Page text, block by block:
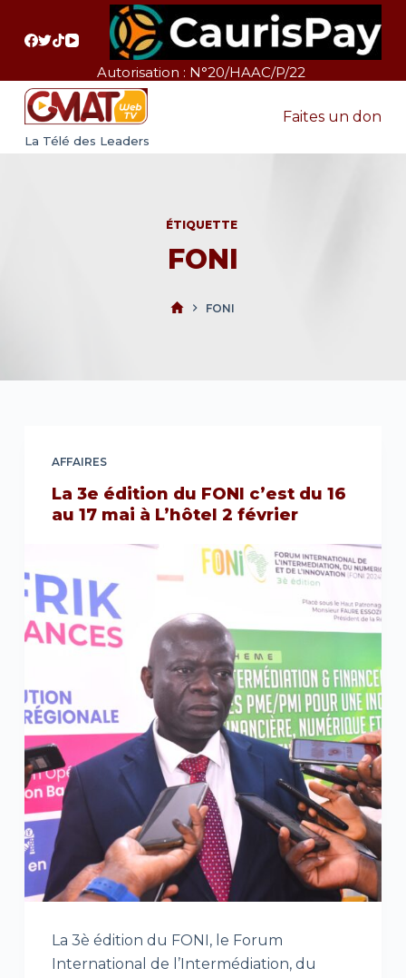
a
Autorisation : N°20/HAAC/P/22
La Télé des Leaders
Faites un don
ÉTIQUETTE
FONI
FONI
AFFAIRES
La 3e édition du FONI c’est du 16
au 17 mai à L’hôtel 2 février
La 3è édition du FONI, le Forum
International de l’Intermédiation, du